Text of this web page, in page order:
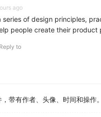
ago
series of design principles,
people create their
Reply to
带有作者、头像、时间和操作。